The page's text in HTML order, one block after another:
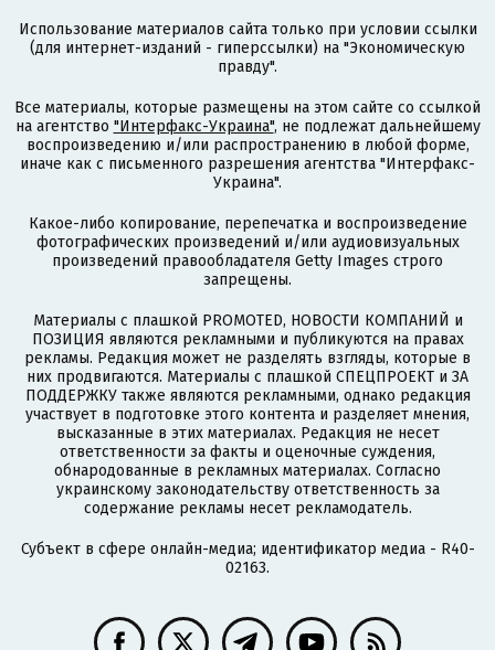
Использование материалов сайта только при условии ссылки
(для интернет-изданий - гиперссылки) на "Экономическую
правду".
Все материалы, которые размещены на этом сайте со ссылкой
на агентство "Интерфакс-Украина", не подлежат дальнейшему
воспроизведению и/или распространению в любой форме,
иначе как с письменного разрешения агентства "Интерфакс-
Украина".
Какое-либо копирование, перепечатка и воспроизведение
фотографических произведений и/или аудиовизуальных
произведений правообладателя Getty Images строго
запрещены.
Материалы с плашкой PROMOTED, НОВОСТИ КОМПАНИЙ и
ПОЗИЦИЯ являются рекламными и публикуются на правах
рекламы. Редакция может не разделять взгляды, которые в
них продвигаются. Материалы с плашкой СПЕЦПРОЕКТ и ЗА
ПОДДЕРЖКУ также являются рекламными, однако редакция
участвует в подготовке этого контента и разделяет мнения,
высказанные в этих материалах. Редакция не несет
ответственности за факты и оценочные суждения,
обнародованные в рекламных материалах. Согласно
украинскому законодательству ответственность за
содержание рекламы несет рекламодатель.
Субъект в сфере онлайн-медиа; идентификатор медиа - R40-
02163.